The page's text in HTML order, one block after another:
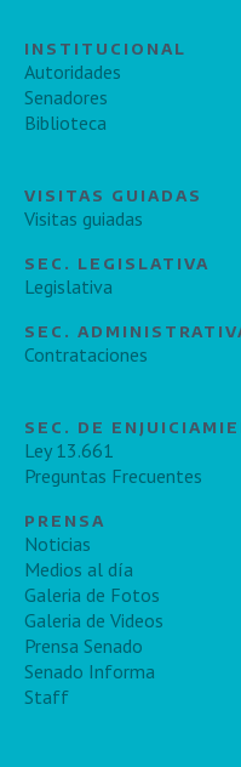
INSTITUCIONAL
Autoridades
Senadores
Biblioteca
VISITAS GUIADAS
Visitas guiadas
SEC. LEGISLATIVA
Legislativa
SEC.
Contrataciones
SEC. DE
Ley 13.661
Preguntas Frecuentes
PRENSA
Noticias
Medios al día
Galeria de Fotos
Galeria de Videos
Prensa Senado
Senado Informa
Staff